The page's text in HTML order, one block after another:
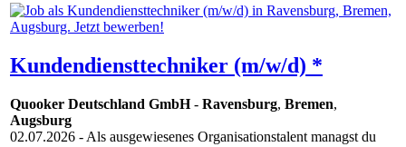
Kundendiensttechniker (m/w/d) *
Quooker Deutschland GmbH- Ravensburg, Bremen,
Augsburg
02.07.2026 - Als ausgewiesenes Organisationstalent managst du